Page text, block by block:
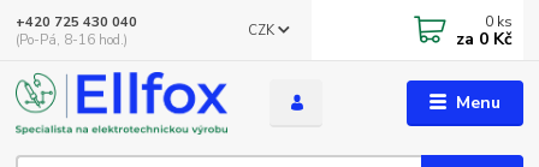
Menu
CZK
+420 725 430 040
(Po-Pá, 8-16 hod.)
0 ks
za 0 Kč